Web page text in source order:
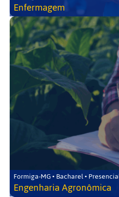
Enfermagem
Formiga-MG • Bacharel •
Engenharia Agronômica